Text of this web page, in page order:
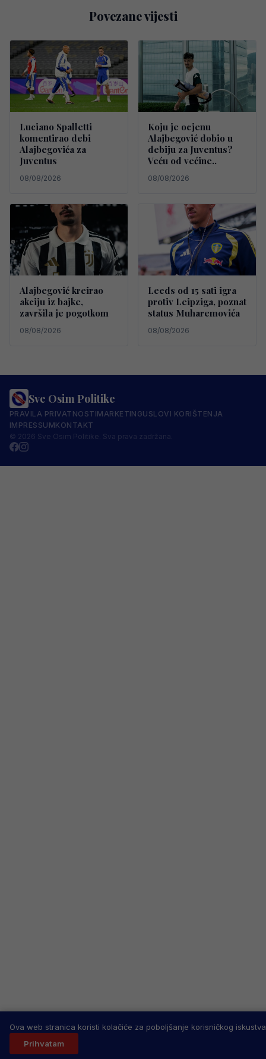
Povezane vijesti
Luciano Spalletti
komentirao debi
Alajbegovića za
Juventus
08/08/2026
Koju je ocjenu
Alajbegović dobio u
debiju za Juventus?
Veću od većine..
08/08/2026
Alajbegović kreirao
akciju iz bajke,
završila je pogotkom
08/08/2026
Leeds od 15 sati igra
protiv Leipziga, poznat
status Muharemovića
08/08/2026
Sve Osim Politike
PRAVILA PRIVATNOSTIMARKETINGUSLOVI KORIŠTENJA
IMPRESSUMKONTAKT
© 2026 Sve Osim Politike. Sva prava zadržana.
Ova web stranica koristi kolačiće za poboljšanje korisničkog
Prihvatam